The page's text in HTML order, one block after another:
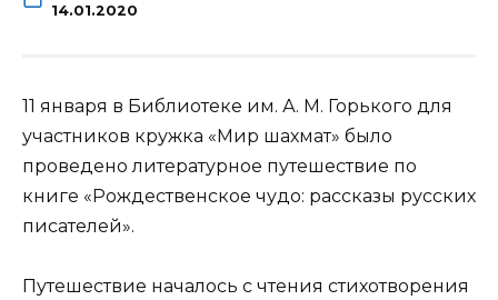
14.01.2020
11 января в Библиотеке им. А. М. Горького для
участников кружка «Мир шахмат» было
проведено литературное путешествие по
книге «Рождественское чудо: рассказы русских
писателей».
Путешествие началось с чтения стихотворения